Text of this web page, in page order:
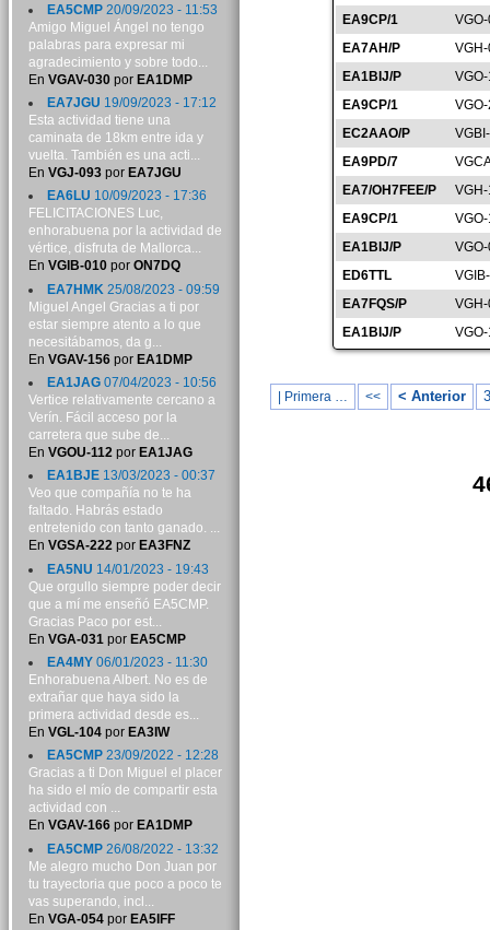
EA9CP/1
EA7AH/P
EA1BIJ/P
EA9CP/1
EC2AAO/P
EA9PD/7
EA7/OH7FEE/P
VGH-
EA9CP/1
EA1BIJ/P
ED6TTL
EA7FQS/P
EA1BIJ/P
| Primera … << < Anterior
EA5CMP20/09/2023 - 11:53
Amigo Miguel Ángel no tengo
palabras para expresar mi
agradecimiento y sobre todo...
En VGAV-030por EA1DMP
EA7JGU 19/09/2023 - 17:12
Esta actividad tiene una
caminata de 18km entre ida y
vuelta. También es una acti...
En VGJ-093por EA7JGU
EA6LU 10/09/2023 - 17:36
FELICITACIONES Luc,
enhorabuena por la actividad de
vértice, disfruta de Mallorca...
En VGIB-010por ON7DQ
EA7HMK 25/08/2023 - 09:59
Miguel Angel Gracias a ti por
estar siempre atento a lo que
necesitábamos, da g...
En VGAV-156por EA1DMP
EA1JAG07/04/2023 - 10:56
Vertice relativamente cercano a
Verín. Fácil acceso por la
carretera que sube de...
En VGOU-112por EA1JAG
EA1BJE13/03/2023 - 00:37
Veo que compañía no te ha
faltado. Habrás estado
entretenido con tanto ganado. ...
En VGSA-222por EA3FNZ
EA5NU 14/01/2023 - 19:43
Que orgullo siempre poder decir
que a mí me enseñó EA5CMP.
Gracias Paco por est...
En VGA-031 por EA5CMP
EA4MY06/01/2023 - 11:30
Enhorabuena Albert. No es de
extrañar que haya sido la
primera actividad desde es...
En VGL-104por EA3IW
EA5CMP23/09/2022 - 12:28
Gracias a ti Don Miguel el placer
ha sido el mío de compartir esta
actividad con ...
En VGAV-166por EA1DMP
EA5CMP26/08/2022 - 13:32
Me alegro mucho Don Juan por
tu trayectoria que poco a poco te
vas superando, incl...
En VGA-054por EA5IFF